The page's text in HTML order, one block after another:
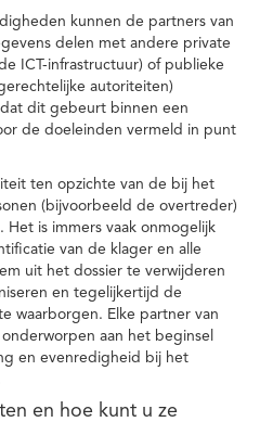
kunnen de partners van
delen met andere private
ICT-infrastructuur) of publieke
autoriteiten)
dit gebeurt binnen een
de doeleinden vermeld in punt
ten opzichte van de bij het
(bijvoorbeeld de overtreder)
is immers vaak onmogelijk
van de klager en alle
uit het dossier te verwijderen
en tegelijkertijd de
waarborgen. Elke partner van
aan het beginsel
en evenredigheid bij het
en hoe kunt u ze